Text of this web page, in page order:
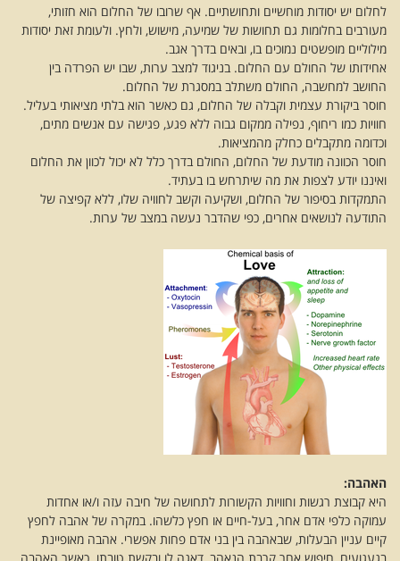
לחלום יש יסודות מוחשיים ותחושתיים. אף שרובו של החלום הוא חזותי,
מעורבים בחלומות גם תחושות של שמיעה, מישוש, ולחץ. ולעומת זאת יסודות
מילוליים מופשטים נמוכים בו, ובאים בדרך אגב.
אחידותו של החולם עם החלום. בניגוד למצב ערות, שבו יש הפרדה בין
החושב למחשבה, החולם משתלב במסגרת של החלום.
חוסר ביקורת עצמית וקבלה של החלום, גם כאשר הוא בלתי מציאותי בעליל.
חוויות כמו ריחוף, נפילה ממקום גבוה ללא פגע, פגישה עם אנשים מתים,
וכדומה מתקבלים כחלק מהמציאות.
חוסר הכוונה מודעת של החלום, החולם בדרך כלל לא יכול לכוון את החלום
ואיננו יודע לצפות את מה שיתרחש בו בעתיד.
התמקדות בסיפור של החלום, ושקיעה וקשב לחוויה שלו, ללא קפיצה של
התודעה לנושאים אחרים, כפי שהדבר נעשה במצב של ערות.
האהבה:
היא קבוצת רגשות וחוויות הקשורות לתחושה של חיבה עזה ו/או אחדות
עמוקה כלפי אדם אחר, בעל-חיים או חפץ כלשהו. במקרה של אהבה לחפץ
קיים עניין הבעלות, שבאהבה בין בני אדם פחות אפשרי. אהבה מאופיינת